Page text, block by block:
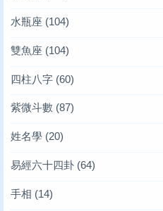
水瓶座 (104)
雙魚座 (104)
四柱八字 (60)
紫微斗數 (87)
姓名學 (20)
易經六十四卦 (64)
手相 (14)